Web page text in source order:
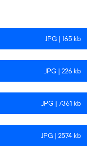
JPG | 165 kb
JPG | 226 kb
JPG | 7361 kb
JPG | 2574 kb